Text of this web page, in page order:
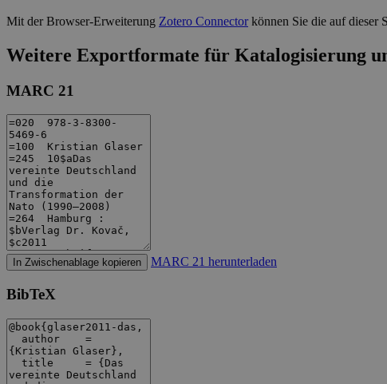
Mit der Browser-Erweiterung Zotero Connectorkönnen Sie die auf dieser
Weitere Exportformate für Katalogisierung
MARC 21
In Zwischenablage kopieren MARC 21 herunterladen
BibTeX